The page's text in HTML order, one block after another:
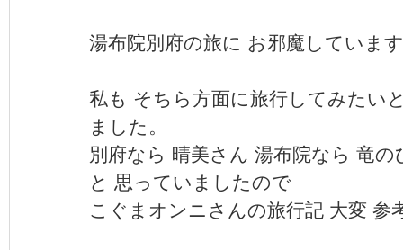
湯布院別府の旅に お邪魔していま
私も そちら方面に旅行してみたい
ました。
別府なら 晴美さん 湯布院なら 竜
と 思っていましたので
こぐまオンニさんの旅行記 大変 参